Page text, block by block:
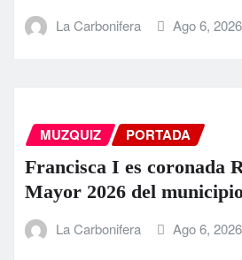
La Carbonifera Ago 6, 2026
MUZQUIZ PORTADA
Francisca I es coronada
Mayor 2026 del
La Carbonifera Ago 6, 2026